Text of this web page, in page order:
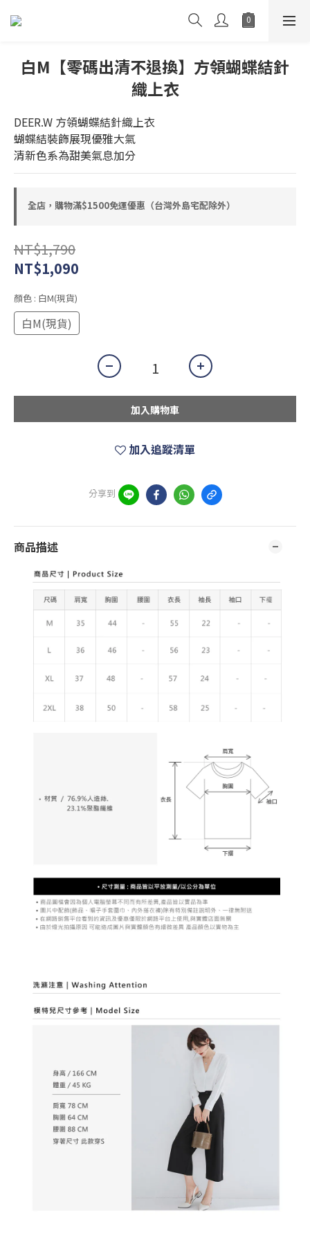
白M【零碼出清不退換】方領蝴蝶結針
織上衣
DEER.W 方領蝴蝶結針織上衣
蝴蝶結裝飾展現優雅大氣
清新色系為甜美氣息加分
全店，購物滿$1500免運優惠（台灣外島宅配除外）
NT$1,790
NT$1,090
顏色 : 白M(現貨)
白M(現貨)
加入購物車
加入追蹤清單
分享到
商品描述